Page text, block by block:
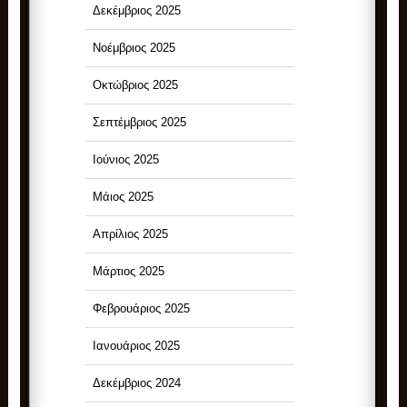
Δεκέμβριος 2025
Νοέμβριος 2025
Οκτώβριος 2025
Σεπτέμβριος 2025
Ιούνιος 2025
Μάιος 2025
Απρίλιος 2025
Μάρτιος 2025
Φεβρουάριος 2025
Ιανουάριος 2025
Δεκέμβριος 2024